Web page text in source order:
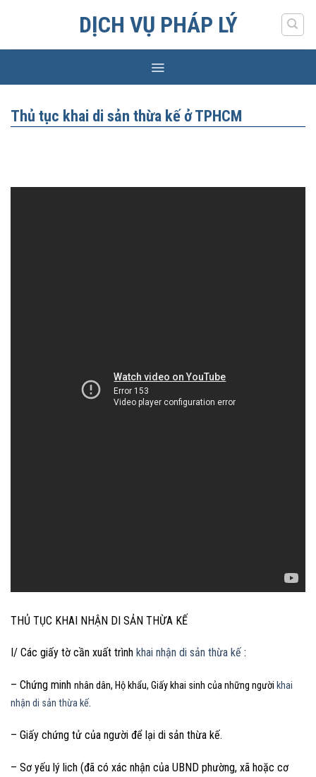
DỊCH VỤ PHÁP LÝ
Thủ tục khai di sản thừa kế ở TPHCM
THỦ TỤC KHAI NHẬN DI SẢN THỪA KẾ
I/ Các giấy tờ cần xuất trình khai nhận di sản thừa kế :
– Chứng minh nhân dân, Hộ khẩu, Giấy khai sinh của những người khai
nhận di sản thừa kế.
– Giấy chứng tử của người để lại di sản thừa kế.
– Sơ yếu lý lich (đã có xác nhận của UBND phường, xã hoặc cơ